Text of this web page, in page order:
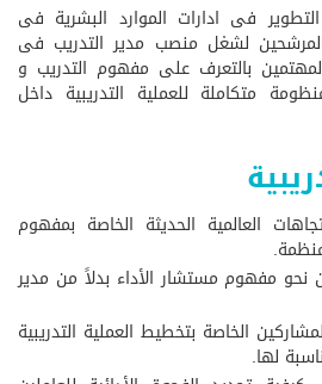
فى ادارات الموارد البشرية فى
لشغل منصب مدير التدريب فى
بالتعرف على مفهوم التدريب و
متكاملة للعملية التدريبية داخل
العالمية الحديثة الخاصة بمفهوم
نحو مفهوم مستشار الأداء بدلاً من مدير
الخاصة بتخطيط العملية التدريبية
لها.